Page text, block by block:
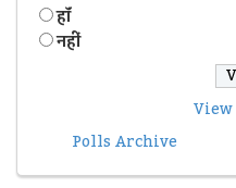
हॉं
नहीं
Polls Archive